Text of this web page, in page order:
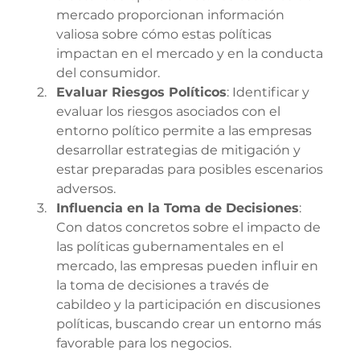
mercado proporcionan información
valiosa sobre cómo estas políticas
impactan en el mercado y en la conducta
del consumidor.
Evaluar Riesgos Políticos: Identificar y
evaluar los riesgos asociados con el
entorno político permite a las empresas
desarrollar estrategias de mitigación y
estar preparadas para posibles escenarios
adversos.
Influencia en la Toma de Decisiones:
Con datos concretos sobre el impacto de
las políticas gubernamentales en el
mercado, las empresas pueden influir en
la toma de decisiones a través de
cabildeo y la participación en discusiones
políticas, buscando crear un entorno más
favorable para los negocios.